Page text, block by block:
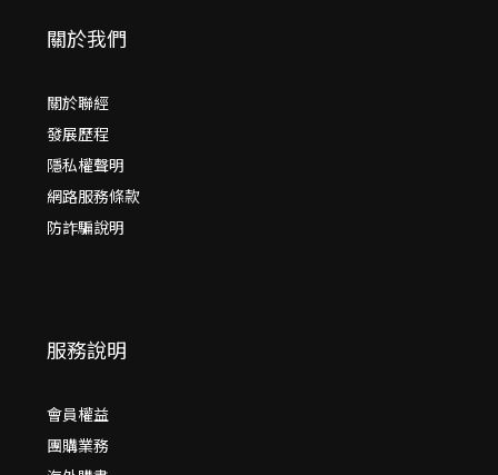
關於我們
關於聯經
發展歷程
隱私權聲明
網路服務條款
防詐騙說明
服務說明
會員權益
團購業務